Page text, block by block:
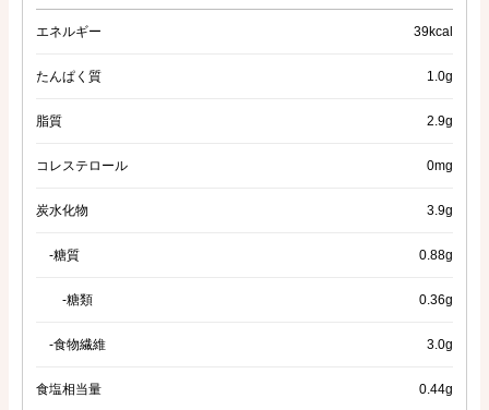
エネルギー 39kcal
たんぱく質 1.0g
脂質 2.9g
コレステロール 0mg
炭水化物 3.9g
-糖質 0.88g
-糖類 0.36g
-食物繊維 3.0g
食塩相当量 0.44g